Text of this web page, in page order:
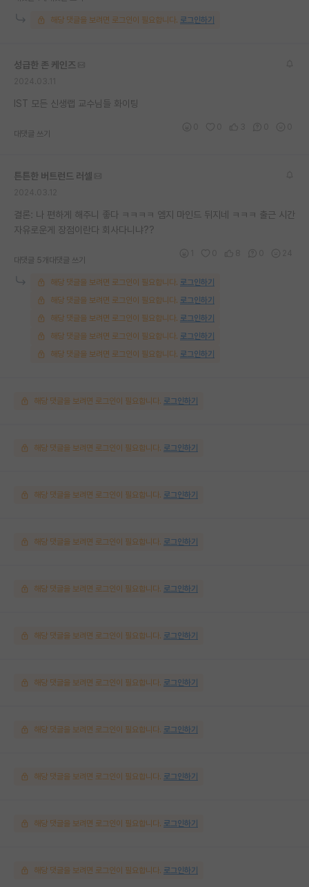
반도체 아카데미
해당 댓글을 보려면 로그인이 필요합니다. 로그인하기
성급한 존 케인즈
IST 모든 신생랩 교수님들 화이팅
대댓글 쓰기
튼튼한 버트런드 러셀
결론: 나 편하게 해주니 좋다 ㅋㅋㅋㅋ 엠지 마인드 뒤지네 ㅋㅋㅋ 출근 시간
자유로운게 장점이란다 회사다니냐??
대댓글 5개 대댓글 쓰기
해당 댓글을 보려면 로그인이 필요합니다. 로그인하기
해당 댓글을 보려면 로그인이 필요합니다. 로그인하기
해당 댓글을 보려면 로그인이 필요합니다. 로그인하기
해당 댓글을 보려면 로그인이 필요합니다. 로그인하기
해당 댓글을 보려면 로그인이 필요합니다. 로그인하기
해당 댓글을 보려면 로그인이 필요합니다. 로그인하기
해당 댓글을 보려면 로그인이 필요합니다. 로그인하기
해당 댓글을 보려면 로그인이 필요합니다. 로그인하기
해당 댓글을 보려면 로그인이 필요합니다. 로그인하기
해당 댓글을 보려면 로그인이 필요합니다. 로그인하기
해당 댓글을 보려면 로그인이 필요합니다. 로그인하기
해당 댓글을 보려면 로그인이 필요합니다. 로그인하기
해당 댓글을 보려면 로그인이 필요합니다. 로그인하기
해당 댓글을 보려면 로그인이 필요합니다. 로그인하기
해당 댓글을 보려면 로그인이 필요합니다. 로그인하기
해당 댓글을 보려면 로그인이 필요합니다. 로그인하기